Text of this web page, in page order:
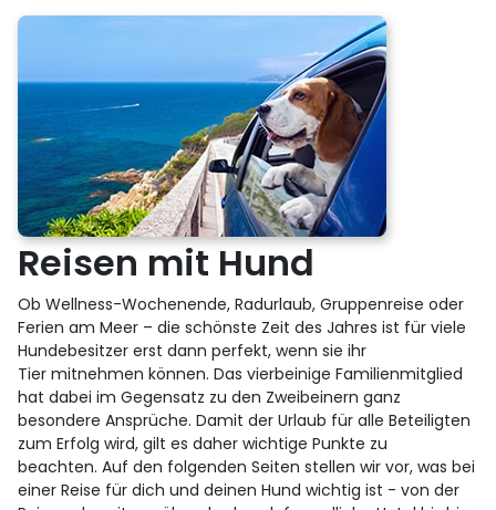
Reisen mit Hund
Ob Wellness-Wochenende, Radurlaub, Gruppenreise oder
Ferien am Meer – die schönste Zeit des Jahres ist für viele
Hundebesitzer erst dann perfekt, wenn sie ihr
Tier mitnehmen können. Das vierbeinige Familienmitglied
hat dabei im Gegensatz zu den Zweibeinern ganz
besondere Ansprüche. Damit der Urlaub für alle Beteiligten
zum Erfolg wird, gilt es daher wichtige Punkte zu
beachten. Auf den folgenden Seiten stellen wir vor, was bei
einer Reise für dich und deinen Hund wichtig ist - von der